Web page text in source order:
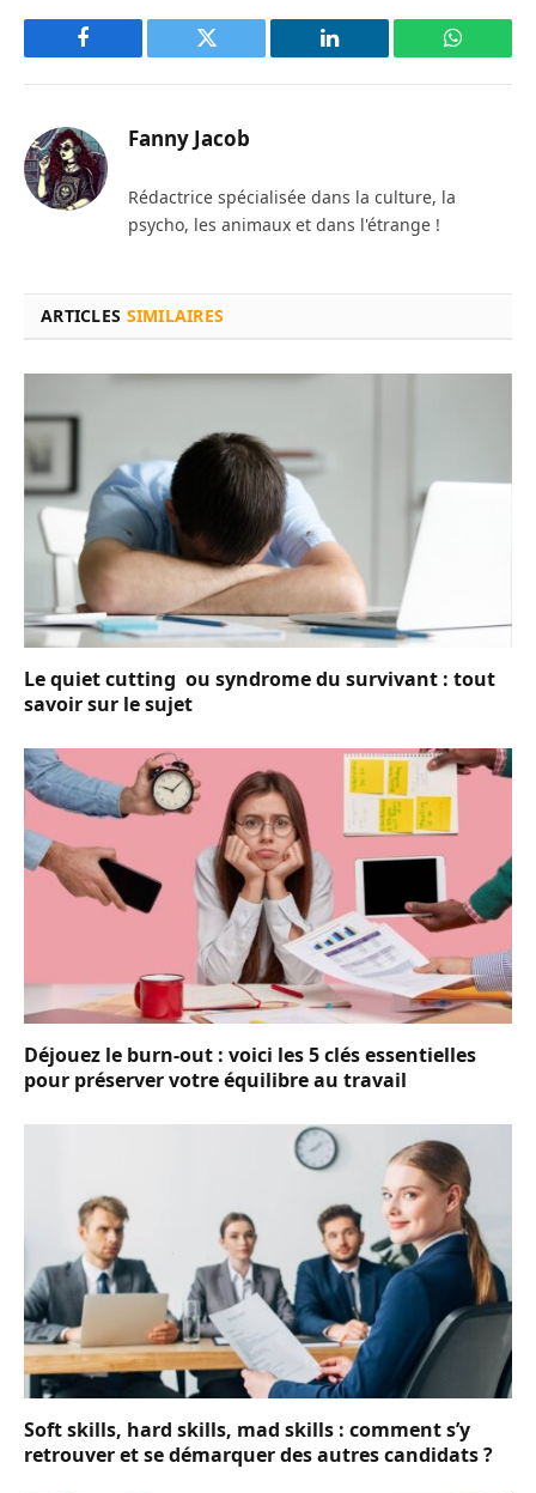
Facebook Twitter LinkedIn
Fanny Jacob
Rédactrice spécialisée dans la culture, la
psycho, les animaux et dans l'étrange !
ARTICLES SIMILAIRES
Le quiet cutting ou syndrome du survivant : tout
savoir sur le sujet
Déjouez le burn-out : voici les 5 clés essentielles
pour préserver votre équilibre au travail
Soft skills, hard skills, mad skills : comment s’y
retrouver et se démarquer des autres candidats ?